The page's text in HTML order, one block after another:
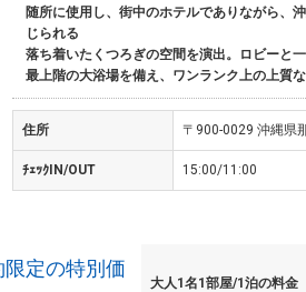
随所に使用し、街中のホテルでありながら、
じられる
落ち着いたくつろぎの空間を演出。ロビーと
最上階の大浴場を備え、ワンランク上の上質
住所 〒900-0029 沖縄県
ﾁｪｯｸIN/OUT 15:00/11:00
定の特別価
大人1名1部屋/1泊の料金